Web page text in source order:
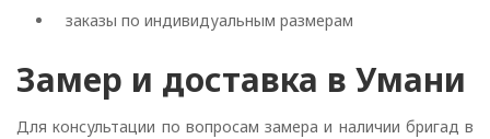
заказы по индивидуальным размерам
Замер и доставка в Умани
Для консультации по вопросам замера и наличии бригад в